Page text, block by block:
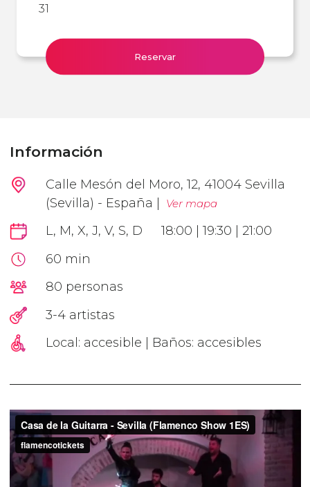
31
Reservar
Información
Calle Mesón del Moro, 12, 41004 Sevilla
(Sevilla) - España |
Ver mapa
L, M, X, J, V, S, D
18:00 | 19:30 | 21:00
60 min
80 personas
3-4 artistas
Local: accesible | Baños: accesibles